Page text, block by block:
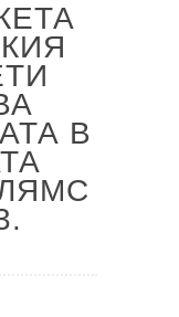
В